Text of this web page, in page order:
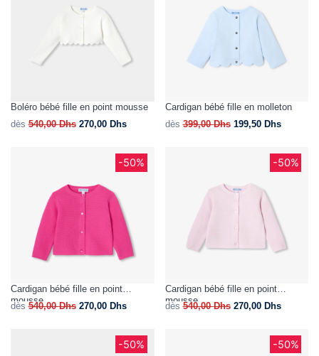
Boléro bébé fille en point mousse
dès 540,00Dhs 270,00 Dhs
Cardigan bébé fille en molleton
dès 399,00Dhs 199,50 Dhs
-50%
Cardigan bébé fille en point
mousse
dès 540,00Dhs 270,00 Dhs
-50%
Cardigan bébé fille en point
mousse
dès 540,00Dhs 270,00 Dhs
-50% -50%